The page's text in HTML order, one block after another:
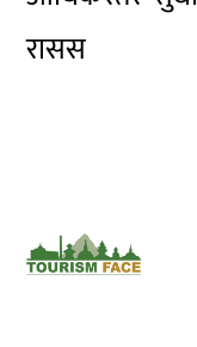
रासस